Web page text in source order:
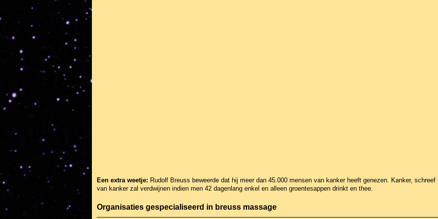
Een extra weetje: Rudolf Breuss beweerde dat hij meer dan 45.000 mensen van kanker heeft genezen. Kanker,
van kanker zal verdwijnen indien men 42 dagenlang enkel en alleen groentesappen drinkt en thee.
Organisaties gespecialiseerd in breuss massage